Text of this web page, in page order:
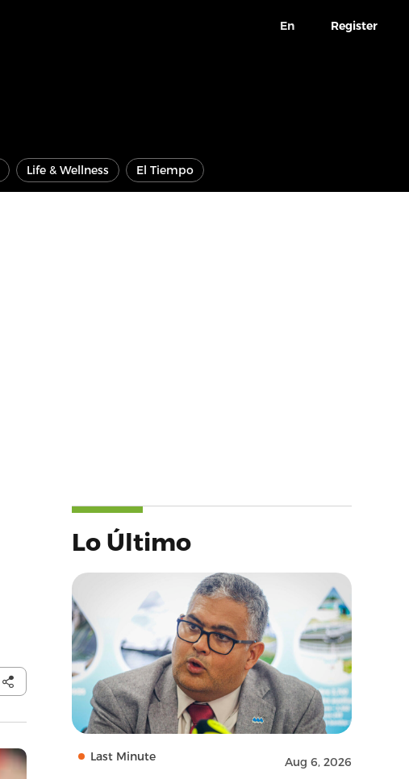
En Register
Life & Wellness El Tiempo
Lo Último
Last Minute Aug 6, 2026